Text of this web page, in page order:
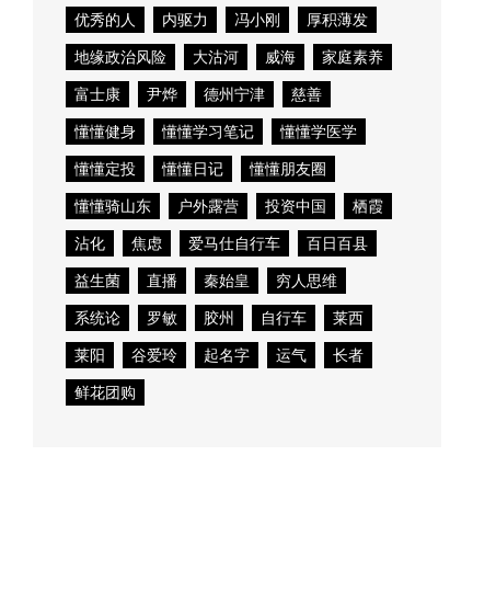
优秀的人 内驱力 冯小刚
厚积薄发
地缘政治风险
大沽河 威海
家庭素养
富士康
尹烨 德州宁津
慈善
懂懂健身
懂懂学习笔记
懂懂学医学
懂懂定投
懂懂日记
懂懂朋友圈
懂懂骑山东
户外露营 投资中国
栖霞
沾化
焦虑 爱马仕自行车
百日百县
益生菌
直播 秦始皇
穷人思维
系统论
罗敏 胶州 自行车
莱西
莱阳
谷爱玲 起名字 运气
长者
鲜花团购